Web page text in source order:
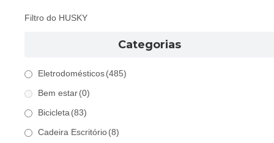
Filtro do HUSKY
Categorias
Eletrodomésticos (485)
Bem estar (0)
Bicicleta (83)
Cadeira Escritório (8)